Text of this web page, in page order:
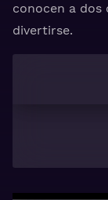
conocen a dos
divertirse.